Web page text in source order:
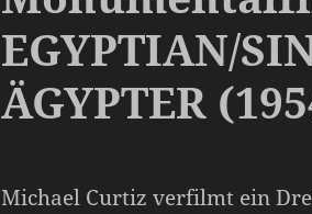
EGYPTIAN/
ÄGYPTER
Michael Curtiz verfilmt ein